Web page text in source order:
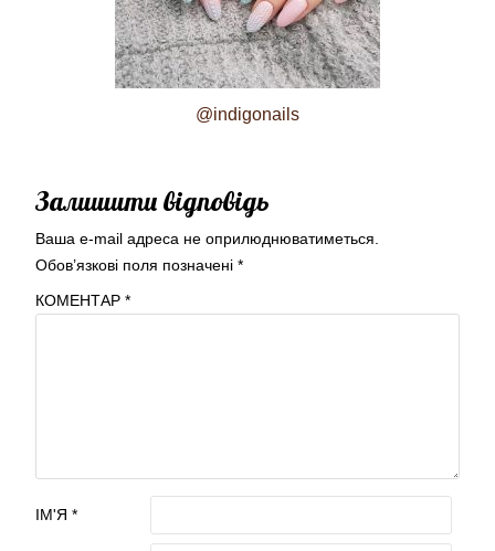
@indigonails
Залишити відповідь
Ваша e-mail адреса не оприлюднюватиметься.
Обов’язкові поля позначені *
КОМЕНТАР *
ІМ'Я *